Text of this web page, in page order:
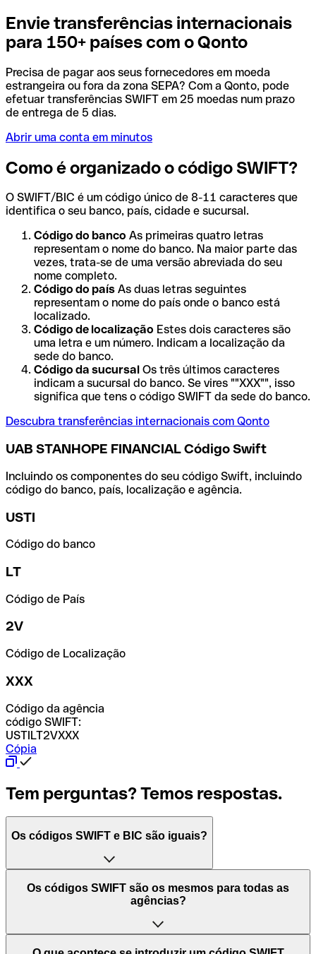
Envie transferências internacionais
para 150+ países com o Qonto
Precisa de pagar aos seus fornecedores em moeda
estrangeira ou fora da zona SEPA? Com a Qonto, pode
efetuar transferências SWIFT em 25 moedas num prazo
de entrega de 5 dias.
Abrir uma conta em minutos
Como é organizado o código SWIFT?
O SWIFT/BIC é um código único de 8-11 caracteres que
identifica o seu banco, país, cidade e sucursal.
Código do banco As primeiras quatro letras
representam o nome do banco. Na maior parte das
vezes, trata-se de uma versão abreviada do seu
nome completo.
Código do país As duas letras seguintes
representam o nome do país onde o banco está
localizado.
Código de localização Estes dois caracteres são
uma letra e um número. Indicam a localização da
sede do banco.
Código da sucursal Os três últimos caracteres
indicam a sucursal do banco. Se vires ""XXX"", isso
significa que tens o código SWIFT da sede do banco.
Descubra transferências internacionais com Qonto
UAB STANHOPE FINANCIAL Código Swift
Incluindo os componentes do seu código Swift, incluindo
código do banco, país, localização e agência.
USTI
Código do banco
LT
Código de País
2V
Código de Localização
XXX
Código da agência
código SWIFT:
USTILT2VXXX
Cópia
Tem perguntas? Temos respostas.
Os códigos SWIFT e BIC são iguais?
O acrónimo SWIFT significa "Society for Worldwide
Interbank Financial Telecommunication (Sociedade para
Mundiais)". Trata-se de uma rede mundial onde se
processam pagamentos entre países. Por outro lado, BIC
Os códigos SWIFT são os mesmos para todas as
agências?